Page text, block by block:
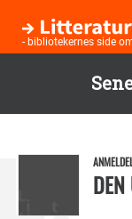
hovedindhold
- bibliotekernes side